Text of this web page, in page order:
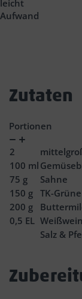
leicht
Aufwand
Zutaten
Portionen
Verringern
Zunahme
2
100 ml
75 g
Sahne
150 g TK-
200 g
0,5 EL
Salz &